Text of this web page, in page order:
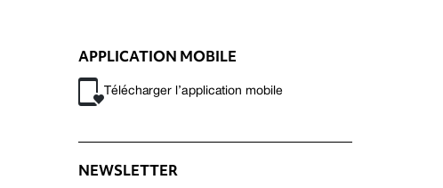
APPLICATION MOBILE
Télécharger l’application mobile
NEWSLETTER